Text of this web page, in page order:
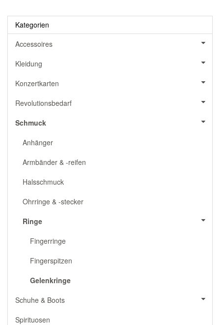
Kategorien
Accessoires
Kleidung
Konzertkarten
Revolutionsbedarf
Schmuck
Anhänger
Armbänder & -reifen
Halsschmuck
Ohrringe & -stecker
Ringe
Fingerringe
Fingerspitzen
Gelenkringe
Schuhe & Boots
Spirituosen